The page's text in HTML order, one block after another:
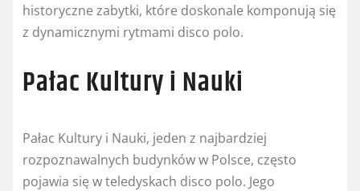
historyczne zabytki, które doskonale komponują się
z dynamicznymi rytmami disco polo.
Pałac Kultury i Nauki
Pałac Kultury i Nauki, jeden z najbardziej
rozpoznawalnych budynków w Polsce, często
pojawia się w teledyskach disco polo. Jego